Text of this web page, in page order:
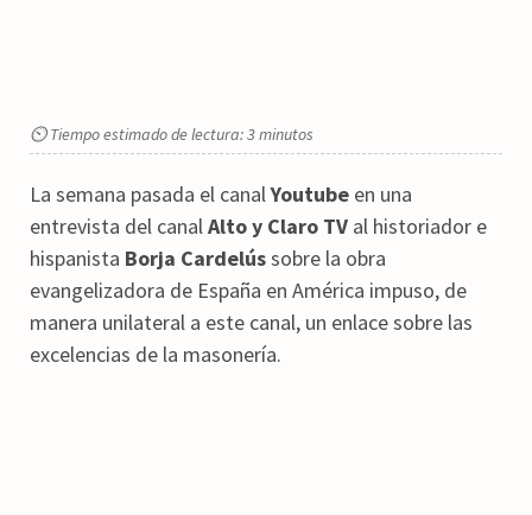
⏲ Tiempo estimado de lectura: 3 minutos
La semana pasada el canalYoutube en una
entrevista del canal Alto y Claro TV al historiador e
hispanista Borja Cardelússobre la obra
evangelizadora de España en América impuso, de
manera unilateral a este canal, un enlace sobre las
excelencias de la masonería.